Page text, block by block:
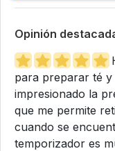
Opinión
para preparar té y
impresionado la
que me permite
cuando se
temporizador es